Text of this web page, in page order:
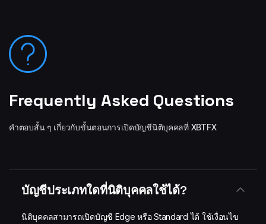
Frequently Asked Questions
คำตอบสั้น ๆ เกี่ยวกับขั้นตอนการเปิดบัญชีนิติบุคคลที่ XBTFX
บัญชีประเภทใดที่นิติบุคคลใช้ได้?
นิติบุคคลสามารถเปิดบัญชี Edge หรือ Standard ได้ ใช้เงื่อนไข